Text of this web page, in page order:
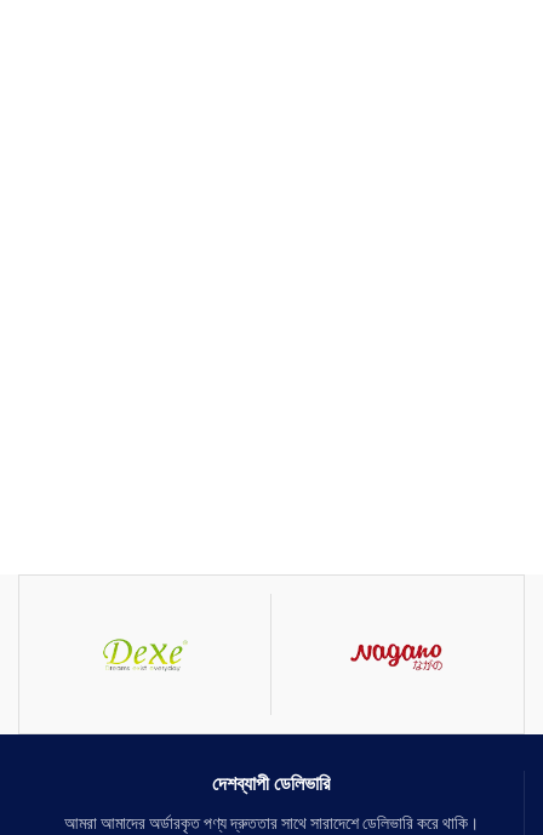
দেশব্যাপী ডেলিভারি
আমরা আমাদের অর্ডারকৃত পণ্য দ্রুততার সাথে সারাদেশে ডেলিভারি করে থাকি।